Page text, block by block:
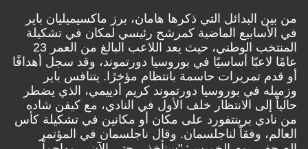
من بين البدائل التي ذكرها هامان، برز ماكسيميليان باير
في الأسابيع الماضية كمرشح رئيسي لمكان في تشكيلة
المنتخب الوطني، حيث يعد اللاعب البالغ من العمر 23
عامًا لاعبًا أساسيًا في بوروسيا دورتموند، وقد سجل أهدافًا
أو قدم تمريرات حاسمة بانتظام مؤخرًا. يتنافس باير
وزميله في بوروسيا دورتموند كريم أدييمي، الذي يضطر
حالياً إلى الانتظار خلف الأول في النادي، مع كيفن شاده
من نادي برينتفورد على مكان أو مكانين في تشكيلة كأس
العالم، وفقاً لناجلسمان. وقال ناجلسمان في المؤتمر